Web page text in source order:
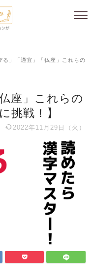
る」「適宜」「仏座」これらの
座」これらの
挑戦！】
2022年11月29日（火）